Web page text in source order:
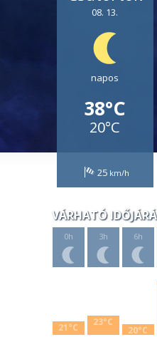
08. 13.
napos
38°C
20°C
25
VÁRHATÓ
0h
21°C
3h
23°C
6h
20°C